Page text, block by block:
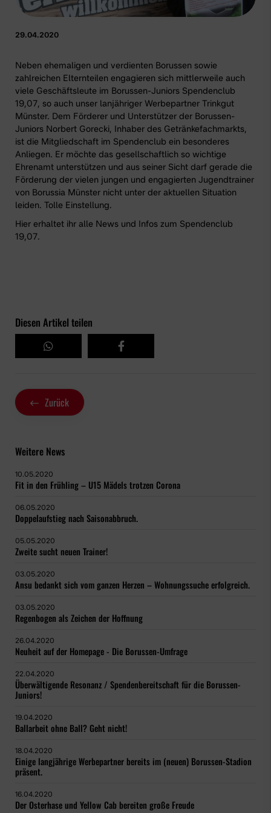
29.04.2020
Neben ehemaligen und verdienten Borussen sowie
zahlreichen Elternteilen engagieren sich mittlerweile auch
viele Geschäftsleute im Borussen-Juniors Spendenclub
19,07, so auch unser lanjähriger Werbepartner Trinkgut
Münster. Dem Förderer und Unterstützer der Borussen-
Juniors Norbert Gorecki, Inhaber des Getränkefachmarkts,
ist die Mitgliedschaft im Spendenclub ein besonderes
Anliegen. Er möchte das gesellschaftlich so wichtige
Ehrenamt unterstützen und aus seiner Sicht darf gerade die
Förderung der vielen jungen und engagierten Jugendtrainer
von Borussia Münster nicht unter der aktuellen Situation
leiden. Tolle Einstellung.
Hier erhaltet ihr alle News und Infos zum Spendenclub
19,07.
Diesen Artikel teilen
Zurück
Weitere News
10.05.2020
Fit in den Frühling – U15 Mädels trotzen Corona
06.05.2020
Doppelaufstieg nach Saisonabbruch.
05.05.2020
Zweite sucht neuen Trainer!
03.05.2020
Ansu bedankt sich vom ganzen Herzen – Wohnungssuche erfolgreich.
03.05.2020
Regenbogen als Zeichen der Hoffnung
26.04.2020
Neuheit auf der Homepage - Die Borussen-Umfrage
22.04.2020
Überwältigende Resonanz / Spendenbereitschaft für die Borussen-
Juniors!
19.04.2020
Ballarbeit ohne Ball? Geht nicht!
18.04.2020
Einige langjährige Werbepartner bereits im (neuen) Borussen-Stadion
präsent.
16.04.2020
Der Osterhase und Yellow Cab bereiten große Freude